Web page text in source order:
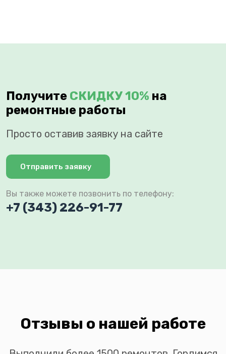
Получите СКИДКУ 10% на
ремонтные работы
Просто оставив заявку на сайте
Отправить заявку
Вы также можете позвонить по телефону:
+7 (343) 226-91-77
Отзывы о нашей работе